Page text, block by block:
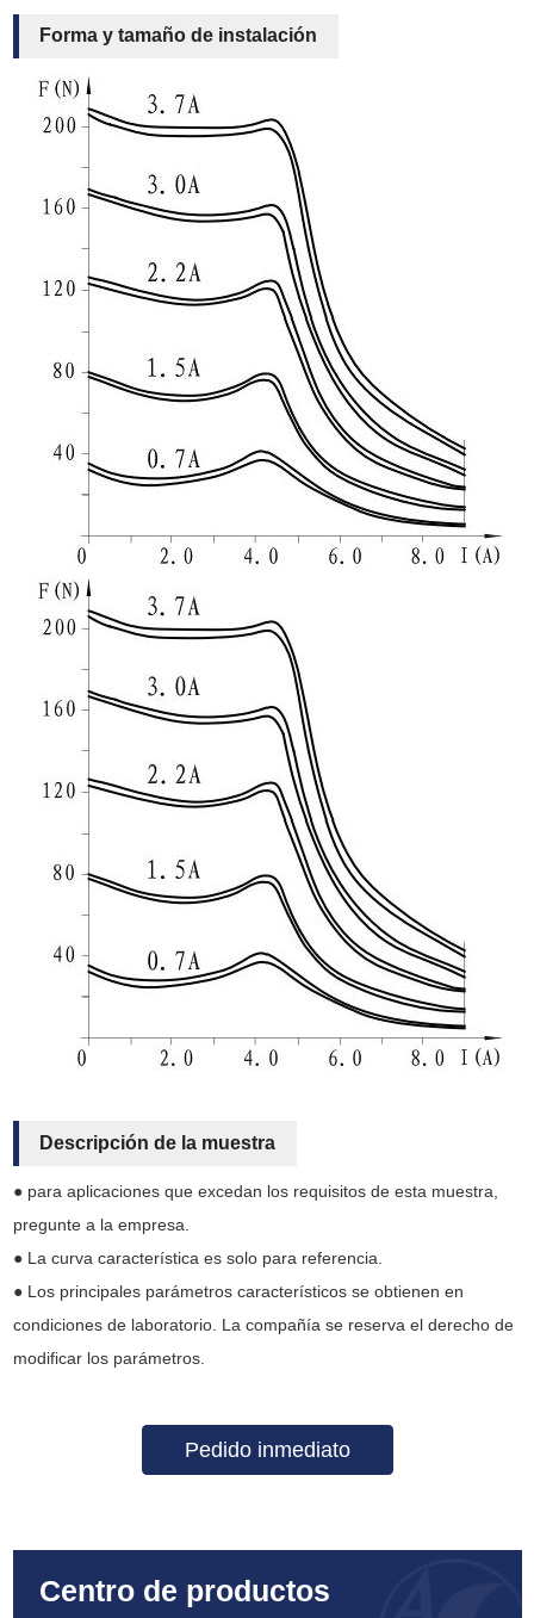
Centro de productos
Forma y tamaño de instalación
Descripción de la muestra
● para aplicaciones que excedan los requisitos de esta muestra,
pregunte a la empresa.
● La curva característica es solo para referencia.
● Los principales parámetros característicos se obtienen en
condiciones de laboratorio. La compañía se reserva el derecho de
modificar los parámetros.
Pedido inmediato